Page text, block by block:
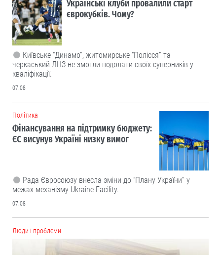
Українські клуби провалили старт
єврокубків. Чому?
Київське “Динамо”, житомирське “Полісся” та
черкаський ЛНЗ не змогли подолати своїх суперників у
кваліфікації.
07.08
Політика
Фінансування на підтримку бюджету:
ЄС висунув Україні низку вимог
Рада Євросоюзу внесла зміни до “Плану України” у
межах механізму Ukraine Facility.
07.08
Люди і проблеми